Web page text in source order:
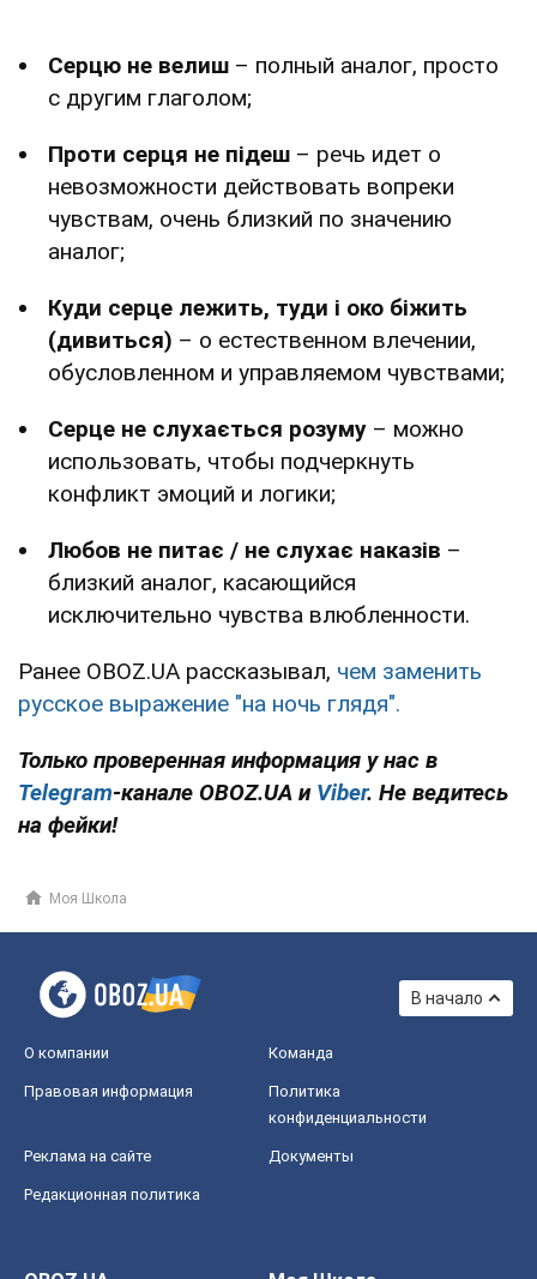
Серцю не велиш – полный аналог, просто
с другим глаголом;
Проти серця не підеш – речь идет о
невозможности действовать вопреки
чувствам, очень близкий по значению
аналог;
Куди серце лежить, туди і око біжить
(дивиться) – о естественном влечении,
обусловленном и управляемом чувствами;
Серце не слухається розуму – можно
использовать, чтобы подчеркнуть
конфликт эмоций и логики;
Любов не питає / не слухає наказів –
близкий аналог, касающийся
исключительно чувства влюбленности.
Ранее OBOZ.UA рассказывал, чем заменить
русское выражение "на ночь глядя".
Только проверенная информация у нас в
Telegram-канале OBOZ.UA и Viber. Не ведитесь
на фейки!
Моя Школа
В начало
О компании Команда
Правовая информация
Политика
конфиденциальности
Реклама на сайте Документы
Редакционная политика